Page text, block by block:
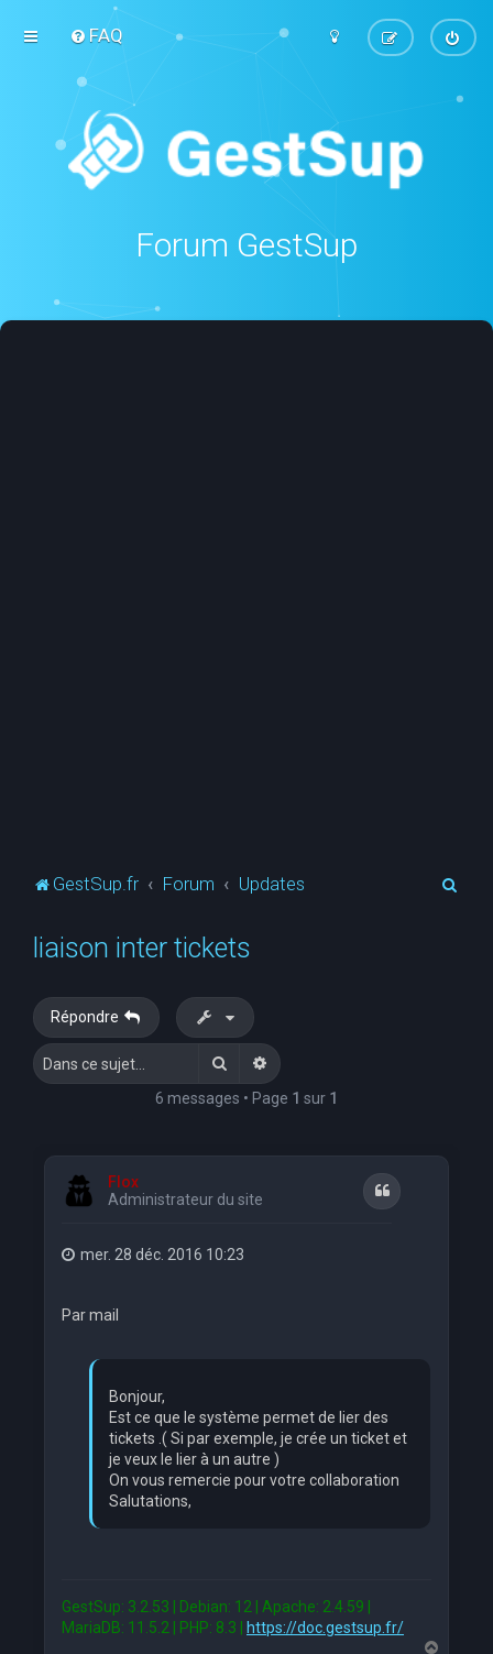
FAQ
Forum GestSup
GestSup.fr Forum Updates
liaison inter tickets
Répondre
RechercherRecherche avancée
6 messages • Page 1 sur 1
Flox
Administrateur du site
Citation
mer. 28 déc. 2016 10:23
Par mail
Bonjour,
Est ce que le système permet de lier des
tickets .( Si par exemple, je crée un ticket et
je veux le lier à un autre )
On vous remercie pour votre collaboration
Salutations,
GestSup: 3.2.53 | Debian: 12 | Apache: 2.4.59 |
MariaDB: 11.5.2 | PHP: 8.3 |
https://doc.gestsup.fr/